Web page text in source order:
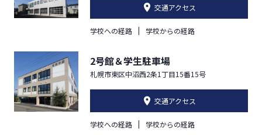
交通アクセス
学校への経路 学校からの経路
2号館＆学生駐車場
札幌市東区中沼西2条1丁目15番15号
交通アクセス
学校への経路 学校からの経路